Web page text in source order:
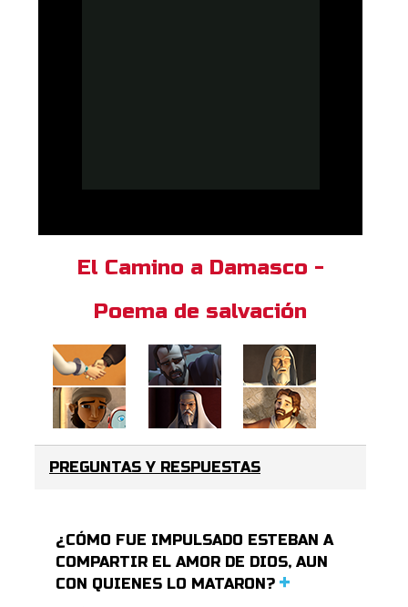
El Camino a Damasco -
Poema de salvación
PREGUNTAS Y RESPUESTAS
¿CÓMO FUE IMPULSADO ESTEBAN A
COMPARTIR EL AMOR DE DIOS, AUN
CON QUIENES LO MATARON?